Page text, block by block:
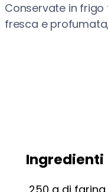
Conservate in
fresca e
Ingredienti